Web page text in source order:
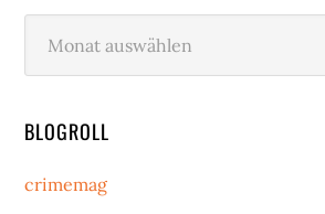
BLOGROLL
crimemag